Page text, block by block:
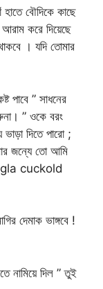
হাতে বৌদিকে কাছে
করে দিয়েছে
। যদি তোমার
পাবে ” সাধনের
” ওকে বরং
ভাড়া দিতে পারো ;
জন্যে তো আমি
cuckold
দেমাক ভাঙ্গবে !
নামিয়ে দিল ” তুই